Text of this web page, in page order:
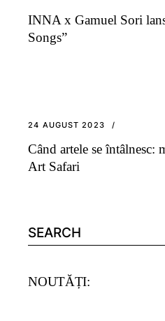
INNA x Gamuel Sori
Songs”
24 AUGUST 2023
Când artele se întâlnesc:
Art Safari
Search
for:
NOUTĂȚI: